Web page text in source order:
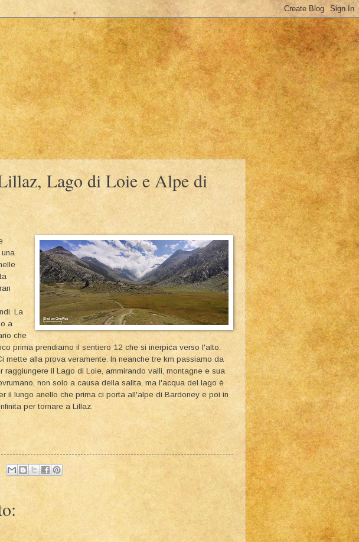
Lago di Loie e Alpe di
La
a
che
prima prendiamo il sentiero 12 che si inerpica verso l'alto.
mette alla prova veramente. In neanche tre km passiamo da
il Lago di Loie, ammirando valli, montagne e sua
non solo a causa della salita, ma l'acqua del lago è
il lungo anello che prima ci porta all'alpe di Bardoney e poi in
per tornare a Lillaz.